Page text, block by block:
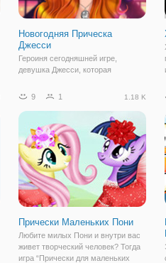
Новогодняя Прическа
Джесси
Героиня сегодняшней игре,
девушка Джесси, которая
вечеринку! Девушка хочет быть
нуждается в вашей помощи.
Попробуйте сделать ей крутые
прически. Чтобы Джесси
9 1 1.18 K
Прически Маленьких Пони
Любите милых Пони и внутри вас
живет творческий человек? Тогда
игра “Прически для маленьких